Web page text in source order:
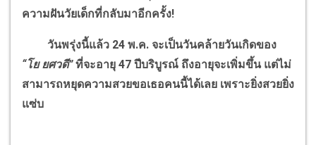
ความฝันวัยเด็กที่กลับมาอีกครั้ง!
วันพรุ่งนี้แล้ว 24 พ.ค. จะเป็นวันคล้ายวันเกิดของ
“โย ยศวดี”ที่จะอายุ 47 ปีบริบูรณ์ ถึงอายุจะเพิ่มขึ้น แต่ไม่
สามารถหยุดความสวยขอเธอคนนี้ได้เลย เพราะยิ่งสวยยิ่ง
แซ่บ